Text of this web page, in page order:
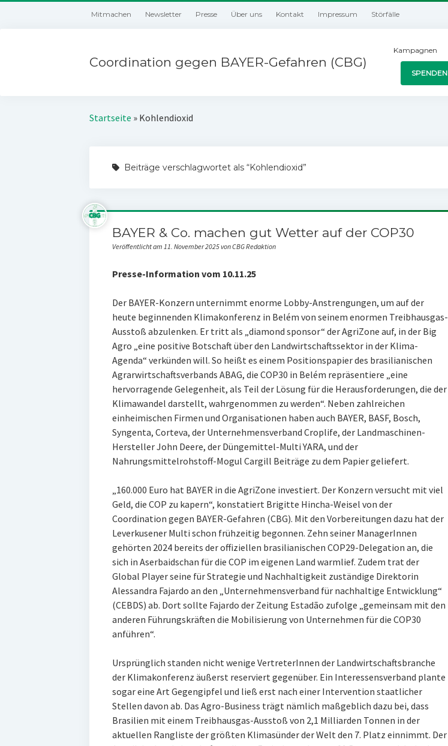
Mitmachen Newsletter Presse Über uns Kontakt Impressum Störfälle
Coordination gegen BAYER-Gefahren (CBG)
Kampagnen
SPENDEN
Startseite » Kohlendioxid
Beiträge verschlagwortet als “Kohlendioxid”
BAYER & Co. machen gut Wetter auf der COP30
Veröffentlicht am 11. November 2025 von CBG Redaktion
Presse-Information vom 10.11.25
Der BAYER-Konzern unternimmt enorme Lobby-Anstrengungen, um auf der
heute beginnenden Klimakonferenz in Belém von seinem enormen Treibhausgas-
Ausstoß abzulenken. Er tritt als „diamond sponsor“ der AgriZone auf, in der Big
Agro „eine positive Botschaft über den Landwirtschaftssektor in der Klima-
Agenda“ verkünden will. So heißt es einem Positionspapier des brasilianischen
Agrarwirtschaftsverbands ABAG, die COP30 in Belém repräsentiere „eine
hervorragende Gelegenheit, als Teil der Lösung für die Herausforderungen, die der
Klimawandel darstellt, wahrgenommen zu werden“. Neben zahlreichen
einheimischen Firmen und Organisationen haben auch BAYER, BASF, Bosch,
Syngenta, Corteva, der Unternehmensverband Croplife, der Landmaschinen-
Hersteller John Deere, der Düngemittel-Multi YARA, und der
Nahrungsmittelrohstoff-Mogul Cargill Beiträge zu dem Papier geliefert.
„160.000 Euro hat BAYER in die AgriZone investiert. Der Konzern versucht mit viel
Geld, die COP zu kapern“, konstatiert Brigitte Hincha-Weisel von der
Coordination gegen BAYER-Gefahren (CBG). Mit den Vorbereitungen dazu hat der
Leverkusener Multi schon frühzeitig begonnen. Zehn seiner ManagerInnen
gehörten 2024 bereits der offiziellen brasilianischen COP29-Delegation an, die
sich in Aserbaidschan für die COP im eigenen Land warmlief. Zudem trat der
Global Player seine für Strategie und Nachhaltigkeit zuständige Direktorin
Alessandra Fajardo an den „Unternehmensverband für nachhaltige Entwicklung“
(CEBDS) ab. Dort sollte Fajardo der Zeitung Estadão zufolge „gemeinsam mit den
anderen Führungskräften die Mobilisierung von Unternehmen für die COP30
anführen“.
Ursprünglich standen nicht wenige VertreterInnen der Landwirtschaftsbranche
der Klimakonferenz äußerst reserviert gegenüber. Ein Interessensverband plante
sogar eine Art Gegengipfel und ließ erst nach einer Intervention staatlicher
Stellen davon ab. Das Agro-Business trägt nämlich maßgeblich dazu bei, dass
Brasilien mit einem Treibhausgas-Ausstoß von 2,1 Milliarden Tonnen in der
aktuellen Rangliste der größten Klimasünder der Welt den 7. Platz einnimmt. Der